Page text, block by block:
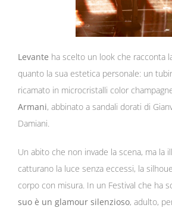
Levante ha scelto un look che racconta
quanto la sua estetica personale: un
ricamato in microcristalli color
Armani, abbinato a sandali dorati di
Damiani
Un abito che non invade la scena, ma la
catturano la luce senza eccessi, la
corpo con misura. In un Festival che ha
suo è un glamour silenzioso, adulto,